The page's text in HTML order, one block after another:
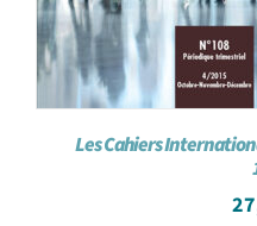
Les Cahiers